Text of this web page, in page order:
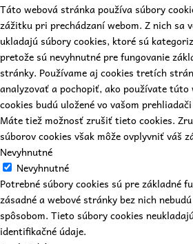
Táto webová stránka používa súbory
zážitku pri prechádzaní webom. Z nich sa
ukladajú súbory cookies, ktoré sú
pretože sú nevyhnutné pre fungovanie
stránky. Používame aj cookies tretích
analyzovať a pochopiť, ako používate
cookies budú uložené vo vašom
Máte tiež možnosť zrušiť tieto cookies.
súborov cookies však môže ovplyvniť váš
Nevyhnutné
Nevyhnutné
Potrebné súbory cookies sú pre základné
zásadné a webové stránky bez nich
spôsobom. Tieto súbory cookies
identifikačné údaje.